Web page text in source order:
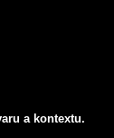
a kontextu.